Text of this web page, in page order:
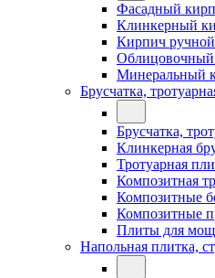
Фасадный
Клинкерный
Кирпич
Облицовочный
Минеральный
Брусчатка,
Брусчатка,
Клинкерная
Тротуарная
Композитная
Композитные
Композитные
Плиты для
Напольная плитка,